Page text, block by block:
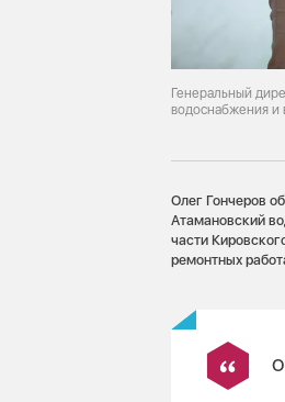
Генеральный
водоснабжения и
Олег Гончеров
Атамановский
части
ремонтных